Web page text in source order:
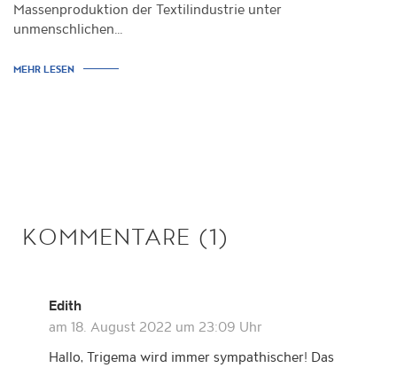
Massenproduktion der Textilindustrie unter
unmenschlichen…
MEHR LESEN
KOMMENTARE (1)
Edith
am 18. August 2022 um 23:09 Uhr
Hallo, Trigema wird immer sympathischer! Das